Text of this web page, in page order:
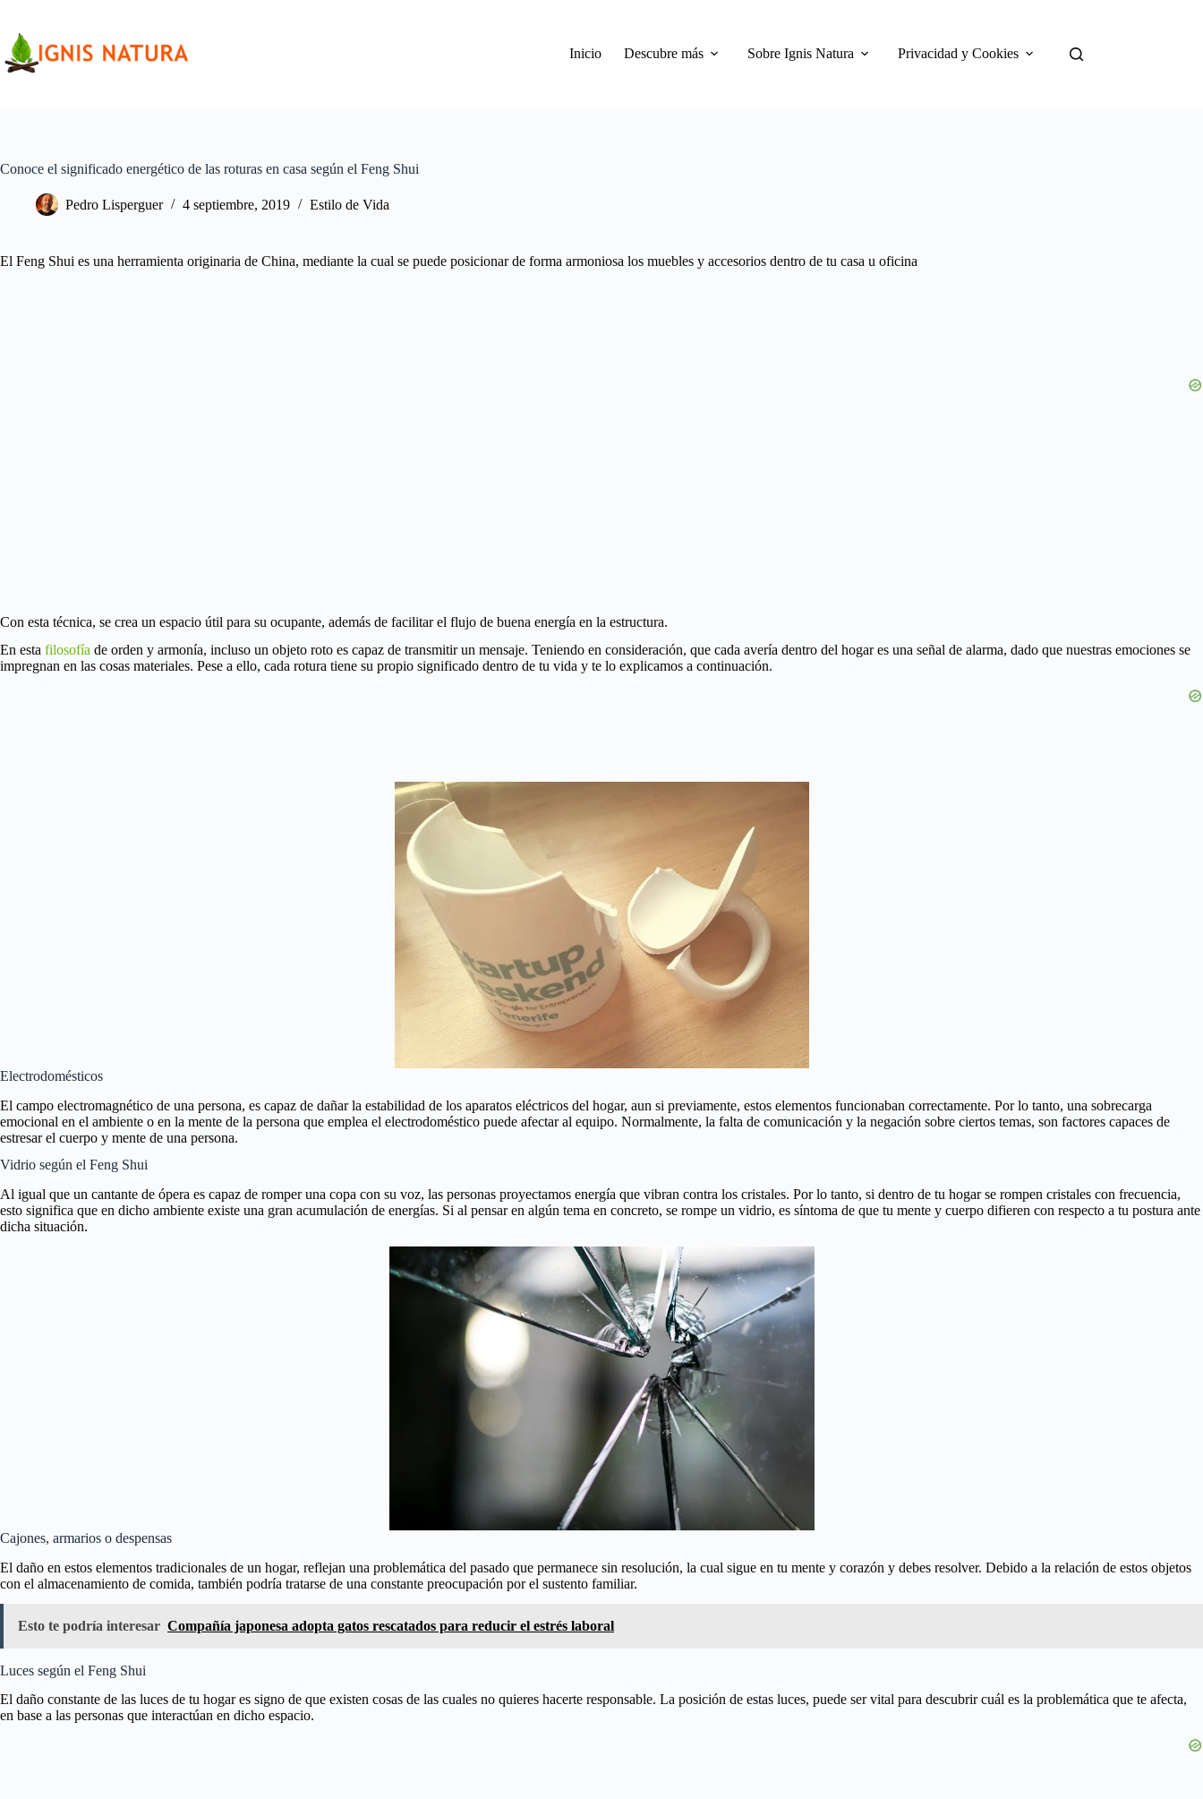
contenido
Inicio
Descubre más Sobre Ignis Natura Privacidad y Cookies
Conoce el significado energético de las roturas en casa según el Feng Shui
Pedro Lisperguer 4 septiembre, 2019 Estilo de Vida
El Feng Shui es una herramienta originaria de China, mediante la cual se puede posicionar de forma armoniosa los muebles y accesorios dentro de tu casa u oficina
Con esta técnica, se crea un espacio útil para su ocupante, además de facilitar el flujo de buena energía en la estructura.
En esta filosofía de orden y armonía, incluso un objeto roto es capaz de transmitir un mensaje. Teniendo en consideración, que cada avería dentro del hogar es una señal de alarma, dado que nuestras emociones se
impregnan en las cosas materiales. Pese a ello, cada rotura tiene su propio significado dentro de tu vida y te lo explicamos a continuación.
Electrodomésticos
El campo electromagnético de una persona, es capaz de dañar la estabilidad de los aparatos eléctricos del hogar, aun si previamente, estos elementos funcionaban correctamente. Por lo tanto, una sobrecarga
emocional en el ambiente o en la mente de la persona que emplea el electrodoméstico puede afectar al equipo. Normalmente, la falta de comunicación y la negación sobre ciertos temas, son factores capaces de
estresar el cuerpo y mente de una persona.
Vidrio según el Feng Shui
Al igual que un cantante de ópera es capaz de romper una copa con su voz, las personas proyectamos energía que vibran contra los cristales. Por lo tanto, si dentro de tu hogar se rompen cristales con frecuencia,
esto significa que en dicho ambiente existe una gran acumulación de energías. Si al pensar en algún tema en concreto, se rompe un vidrio, es síntoma de que tu mente y cuerpo difieren con respecto a tu postura ante
dicha situación.
Cajones, armarios o despensas
El daño en estos elementos tradicionales de un hogar, reflejan una problemática del pasado que permanece sin resolución, la cual sigue en tu mente y corazón y debes resolver. Debido a la relación de estos objetos
con el almacenamiento de comida, también podría tratarse de una constante preocupación por el sustento familiar.
Esto te podría interesar Compañía japonesa adopta gatos rescatados para reducir el estrés laboral
Luces según el Feng Shui
El daño constante de las luces de tu hogar es signo de que existen cosas de las cuales no quieres hacerte responsable. La posición de estas luces, puede ser vital para descubrir cuál es la problemática que te afecta,
en base a las personas que interactúan en dicho espacio.